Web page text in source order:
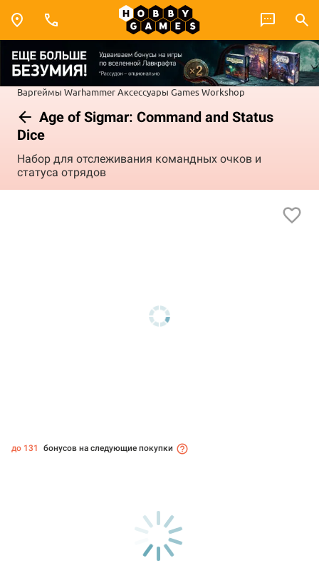
Варгеймы WarhammerАксессуары Games Workshop
Age of Sigmar: Command and Status
Dice
Набор для отслеживания командных очков и
статуса отрядов
до 131 бонусов на следующие покупки